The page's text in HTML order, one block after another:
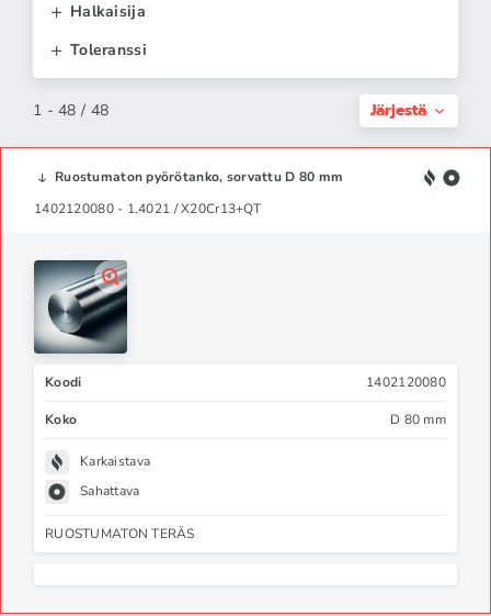
Halkaisija
Toleranssi
1 - 48 / 48 Järjestä
Ruostumaton pyörötanko, sorvattu D 80 mm
1402120080 - 1.4021 / X20Cr13+QT
Koodi 1402120080
Koko D 80 mm
Karkaistava
Sahattava
RUOSTUMATON TERÄS